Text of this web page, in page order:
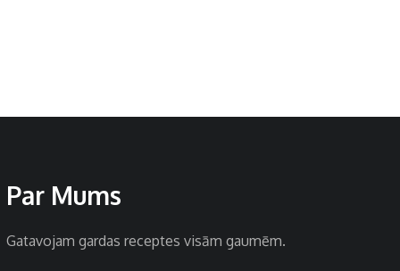
Par Mums
Gatavojam gardas receptes visām gaumēm.